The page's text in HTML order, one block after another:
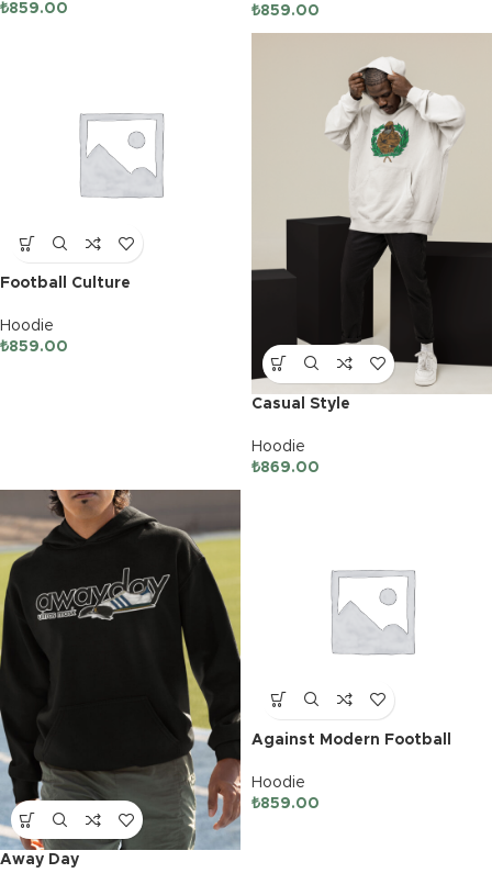
₺859.00
₺859.00
Football Culture
Hoodie
₺859.00
Casual Style
Hoodie
₺869.00
Away Day
Against Modern Football
Hoodie
₺859.00